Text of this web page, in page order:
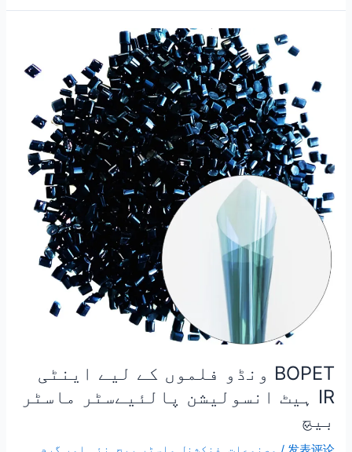
BOPET ونڈو فلموں کے لیے اینٹی
IR ہیٹ انسولیشن پالئیےسٹر ماسٹر
بیچ
کے
اینٹی
ہیٹ
انسولیشن
پالئیےسٹر
ماسٹر
بیچ